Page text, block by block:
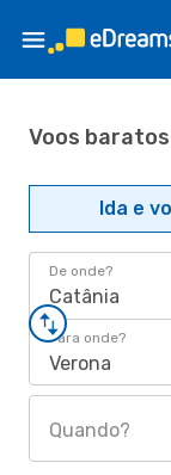
Voos
Ida e
De onde?
Catânia
Para onde?
Verona
Quando?